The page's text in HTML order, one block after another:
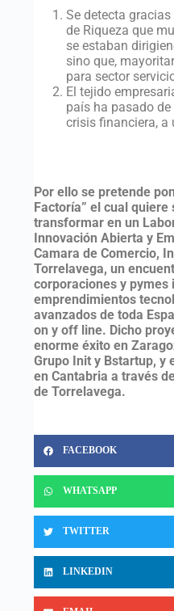
Se detecta
de Riqueza que
se estaban
sino que,
para sector
El tejido
país ha pasado de
crisis financiera, a
Por ello se pretende
Factoría” el cual
transformar en un
Innovación Abierta y
Camara de Comercio,
Torrelavega, un
corporaciones y pymes
emprendimientos
avanzados de toda
on y off line. Dicho
enorme éxito en
Grupo Init y Bstartup, y
en Cantabria a través
de Torrelavega.
FACEBOOK
WHATSAPP
TWITTER
LINKEDIN